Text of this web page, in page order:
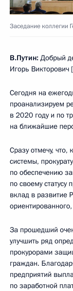
Заседание коллегии
В.Путин: Добрый
Игорь Викторович
Сегодня на
проанализируем
в 2020 году и по
на ближайшие
Сразу отмечу, что,
системы,
по обеспечению
по своему
вклад в развитие
За прошедший
улучшить ряд
прокурорами
граждан.
предприятий
по заработной